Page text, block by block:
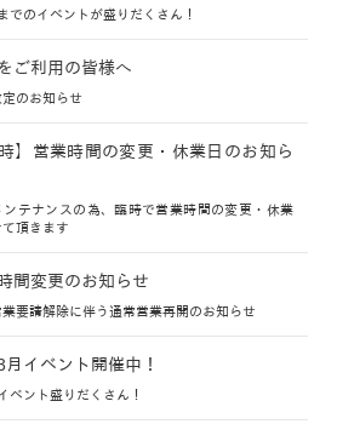
でのイベントが盛りだくさん！
ご利用の皆様へ
のお知らせ
時】営業時間の変更・休業日のお知ら
ンテナンスの為、臨時で営業時間の変更・休業
て頂きます
間変更のお知らせ
業要請解除に伴う通常営業再開のお知らせ
月イベント開催中！
ベント盛りだくさん！